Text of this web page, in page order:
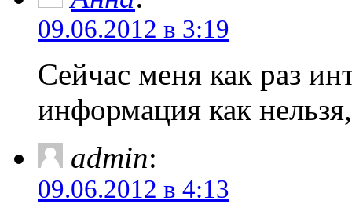
09.06.2012 в 3:19
Сейчас меня как раз
информация как
admin:
09.06.2012 в 4:13